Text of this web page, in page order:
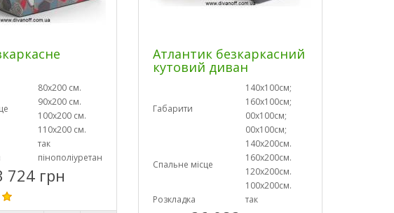
80х200 см.
90х200 см.
100х200 см.
110х200 см.
так
пінополіуретан
724 грн
Атлантик безкаркасний
кутовий диван
Габарити
140х100см;
160х100см;
00х100см;
00х100см;
Спальне місце
140х200см.
160х200см.
120х200см.
100х200см.
Розкладка
так